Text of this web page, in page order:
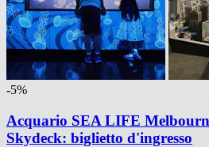
-5%
Acquario SEA LIFE
Skydeck: biglietto d'ingresso